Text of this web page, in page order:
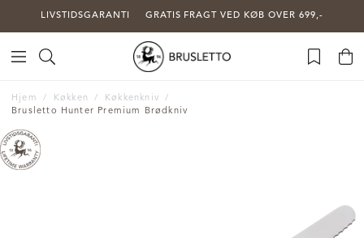
LIVSTIDSGARANTI GRATIS FRAGT VED KØB OVER 699,-
Hjem Køkken
Køkkenkniv
Brusletto Hunter Premium Brødkniv